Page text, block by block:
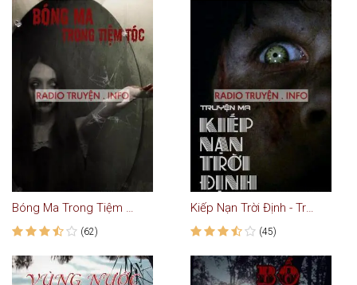
Bóng Ma Trong Tiệm Tóc - Truyện Ma
(62)
Kiếp Nạn Trời Định - Truyện Ma
(45)